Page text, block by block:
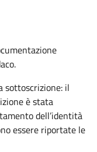
sottoscrizione: il
è stata
dell’identità
essere riportate le